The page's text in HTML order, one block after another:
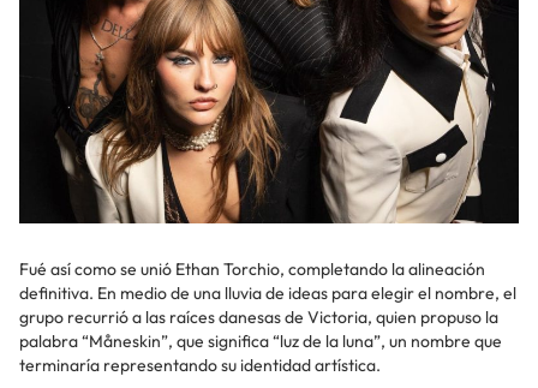
Fué así como se unió Ethan Torchio, completando la alineación
definitiva. En medio de una lluvia de ideas para elegir el nombre, el
grupo recurrió a las raíces danesas de Victoria, quien propuso la
palabra “Måneskin”, que significa “luz de la luna”, un nombre que
terminaría representando su identidad artística.